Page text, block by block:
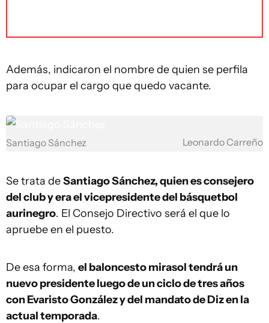
Además, indicaron el nombre de quien se perfila
para ocupar el cargo que quedo vacante.
Santiago Sánchez Leonardo Carreño
Se trata deSantiago Sánchez, quien es consejero
del club y era el vicepresidente del básquetbol
aurinegro. El Consejo Directivo será el que lo
apruebe en el puesto.
De esa forma, el baloncesto mirasol tendrá un
nuevo presidente luego de un ciclo de tres años
con Evaristo González y del mandato de Diz en la
actual temporada.